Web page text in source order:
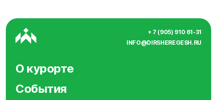
+ 7 (905) 910 61-31
INFO@DIRSHEREGESH.RU
О курорте
События